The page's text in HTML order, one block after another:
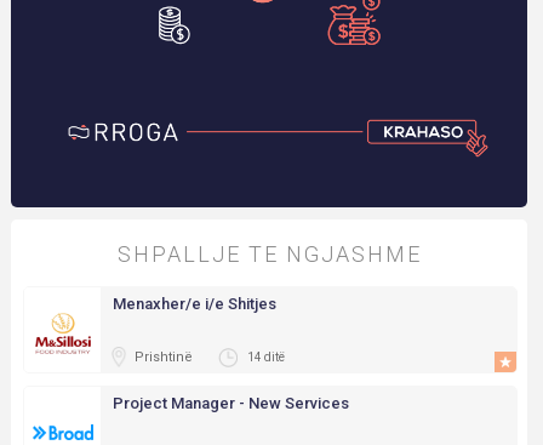
SHPALLJE TE NGJASHME
Menaxher/e i/e Shitjes
Prishtinë 14 ditë
Project Manager - New Services